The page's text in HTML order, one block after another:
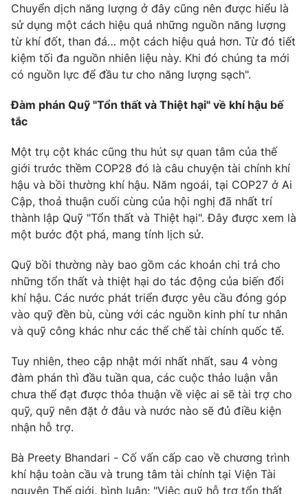
Chuyển dịch năng lượng ở đây cũng nên được hiểu là
sử dụng một cách hiệu quả những nguồn năng lượng
từ khí đốt, than đá… một cách hiệu quả hơn. Từ đó tiết
kiệm tối đa nguồn nhiên liệu này. Khi đó chúng ta mới
có nguồn lực để đầu tư cho năng lượng sạch".
Đàm phán Quỹ "Tổn thất và Thiệt hại" về khí hậu bế
tắc
Một trụ cột khác cũng thu hút sự quan tâm của thế
giới trước thềm COP28 đó là câu chuyện tài chính khí
hậu và bồi thường khí hậu. Năm ngoái, tại COP27 ở Ai
Cập, thoả thuận cuối cùng của hội nghị đã nhất trí
thành lập Quỹ "Tổn thất và Thiệt hại". Đây được xem là
một bước đột phá, mang tính lịch sử.
Quỹ bồi thường này bao gồm các khoản chi trả cho
những tổn thất và thiệt hại do tác động của biến đổi
khí hậu. Các nước phát triển được yêu cầu đóng góp
vào quỹ đền bù, cùng với các nguồn kinh phí tư nhân
và quỹ công khác như các thể chế tài chính quốc tế.
Tuy nhiên, theo cập nhật mới nhất nhất, sau 4 vòng
đàm phán thì đầu tuần qua, các cuộc thảo luận vẫn
chưa thể đạt được thỏa thuận về việc ai sẽ tài trợ cho
quỹ, quỹ nên đặt ở đâu và nước nào sẽ đủ điều kiện
nhận hỗ trợ.
Bà Preety Bhandari - Cố vấn cấp cao về chương trình
khí hậu toàn cầu và trung tâm tài chính tại Viện Tài
nguyên Thế giới, bình luận: "Việc quỹ hỗ trợ tổn thất